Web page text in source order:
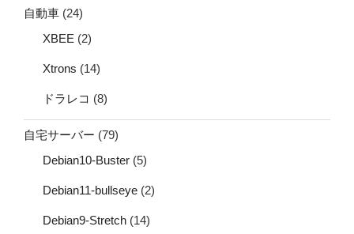
自動車 (24)
XBEE (2)
Xtrons (14)
ドラレコ (8)
自宅サーバー (79)
Debian10-Buster (5)
Debian11-bullseye (2)
Debian9-Stretch (14)